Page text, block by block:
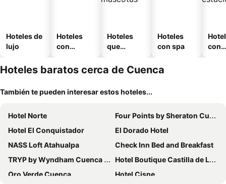
Hoteles de
lujo
Hoteles
con
Hoteles
que
mascotas
Hoteles
con spa
con
Hoteles baratos cerca de Cuenca
También te pueden interesar estos hoteles...
Hotel Norte
Four Points by Sheraton Cuenca
Hotel El Conquistador
El Dorado Hotel
NASS Loft Atahualpa
Check Inn Bed and Breakfast
TRYP by Wyndham Cuenca Zahir
Hotel Boutique Castilla de Leon
Oro Verde Cuenca
Hotel Cisne